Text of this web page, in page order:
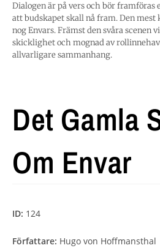
Dialogen är på vers och bör
att budskapet skall nå fram. Den
nog Envars. Främst den svåra scenen
skicklighet och mognad av
allvarligare sammanhang.
Det Gamla
Om Envar
ID: 124
Författare: Hugo von Hoffmansthal